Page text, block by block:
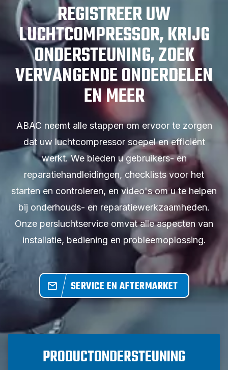
REGISTREER UW
LUCHTCOMPRESSOR, KRIJG
ONDERSTEUNING, ZOEK
VERVANGENDE ONDERDELEN
EN MEER
ABAC neemt alle stappen om ervoor te zorgen
dat uw luchtcompressor soepel en efficiënt
werkt. We bieden u gebruikers- en
reparatiehandleidingen, checklists voor het
starten en controleren, en video's om u te helpen
bij onderhouds- en reparatiewerkzaamheden.
Onze persluchtservice omvat alle aspecten van
installatie, bediening en probleemoplossing.
SERVICE EN AFTERMARKET
PRODUCTONDERSTEUNING